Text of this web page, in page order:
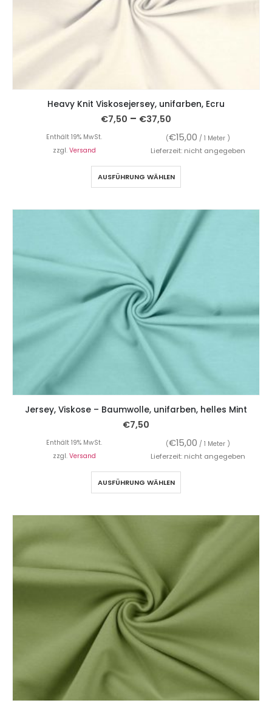
Heavy Knit Viskosejersey, unifarben, Ecru
€7,50 – €37,50
Enthält 19% MwSt. (€15,00 / 1 Meter )
zzgl. Versand Lieferzeit: nicht angegeben
AUSFÜHRUNG WÄHLEN
Jersey, Viskose – Baumwolle, unifarben, helles Mint
€7,50
Enthält 19% MwSt. (€15,00 / 1 Meter )
zzgl. Versand Lieferzeit: nicht angegeben
AUSFÜHRUNG WÄHLEN